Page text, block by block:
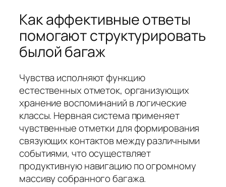
Как аффективные ответы
помогают структурировать
былой багаж
Чувства исполняют функцию
естественных отметок, организующих
хранение воспоминаний в логические
классы. Нервная система применяет
чувственные отметки для формирования
связующих контактов между различными
событиями, что осуществляет
продуктивную навигацию по огромному
массиву собранного багажа.